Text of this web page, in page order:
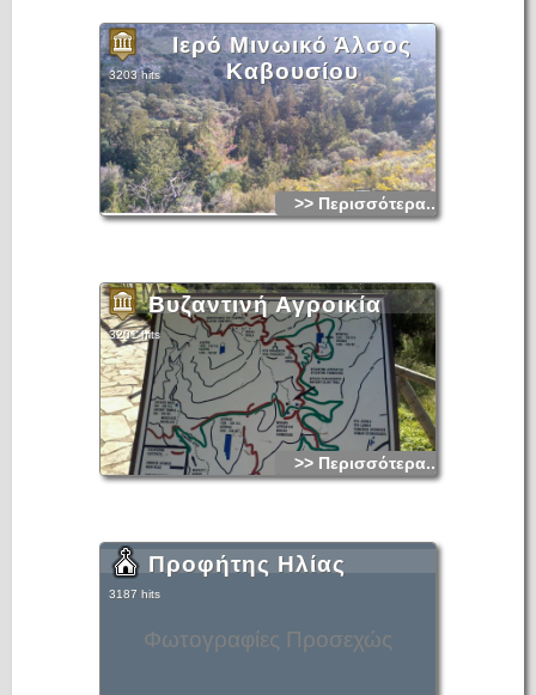
Ιερό Μινωικό Άλσος
Καβουσίου
3203 hits
>> Περισσότερα...
Βυζαντινή Αγροικία
3201 hits
>> Περισσότερα...
Φωτογραφίες Προσεχώς
Προφήτης Ηλίας
3187 hits